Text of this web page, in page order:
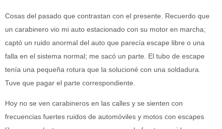
Cosas del pasado que contrastan con el presente. Recuerdo que
un carabinero vio mi auto estacionado con su motor en marcha;
captó un ruido anormal del auto que parecía escape libre o una
falla en el sistema normal; me sacó un parte. El tubo de escape
tenía una pequeña rotura que la solucioné con una soldadura.
Tuve que pagar el parte correspondiente.
Hoy no se ven carabineros en las calles y se sienten con
frecuencias fuertes ruidos de automóviles y motos con escapes